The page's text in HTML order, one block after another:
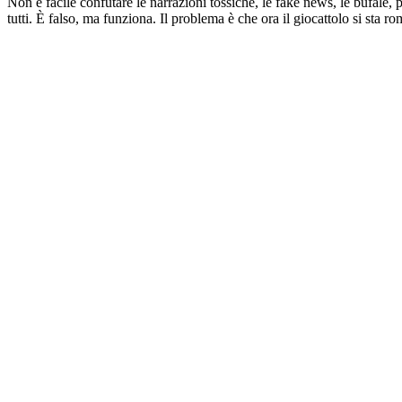
tutti. È falso, ma funziona. Il problema è che ora il giocattolo si sta